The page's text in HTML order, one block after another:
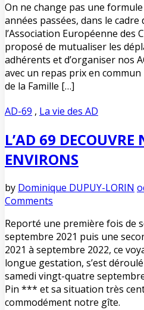
On ne change pas une
années passées, dans le
l’Association Européenne des
proposé de mutualiser les
adhérents et d’organiser nos
avec un repas prix en commun
de la Famille […]
AD-69 , La vie des AD
L’AD 69 DECOUVRE
ENVIRONS
by Dominique DUPUY-LORIN
Comments
Reporté une première fois de
septembre 2021 puis une
2021 à septembre 2022, ce
longue gestation, s’est
samedi vingt-quatre
Pin *** et sa situation très
commodément notre